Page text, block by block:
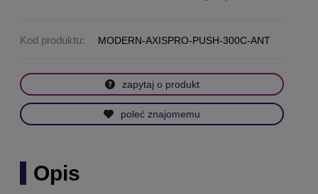
Kod produktu: MODERN-AXISPRO-PUSH-300C-ANT
zapytaj o produkt
poleć znajomemu
Opis